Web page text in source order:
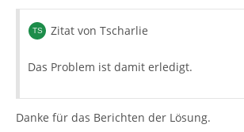
Zitat von Tscharlie
Das Problem ist damit erledigt.
Danke für das Berichten der Lösung.